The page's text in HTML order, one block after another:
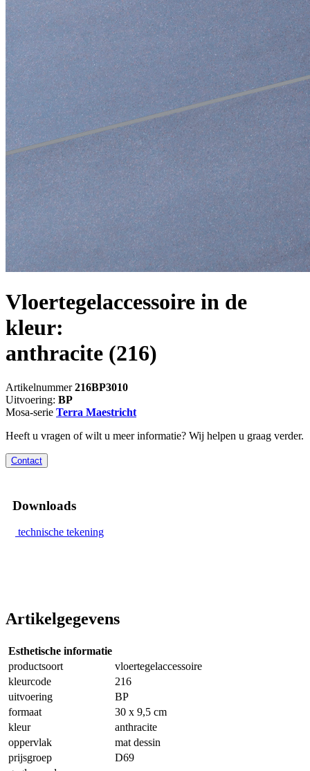
Vloertegelaccessoire in de
kleur:
anthracite (216)
Artikelnummer216BP3010
Uitvoering: BP
Mosa-serie Terra Maestricht
Heeft u vragen of wilt u meer informatie? Wij helpen u graag verder.
Contact
Downloads
technische tekening
Artikelgegevens
Esthetische informatie
productsoort
vloertegelaccessoire
kleurcode
216
uitvoering
BP
formaat
30 x 9,5 cm
kleur
anthracite
oppervlak
mat dessin
prijsgroep
D69